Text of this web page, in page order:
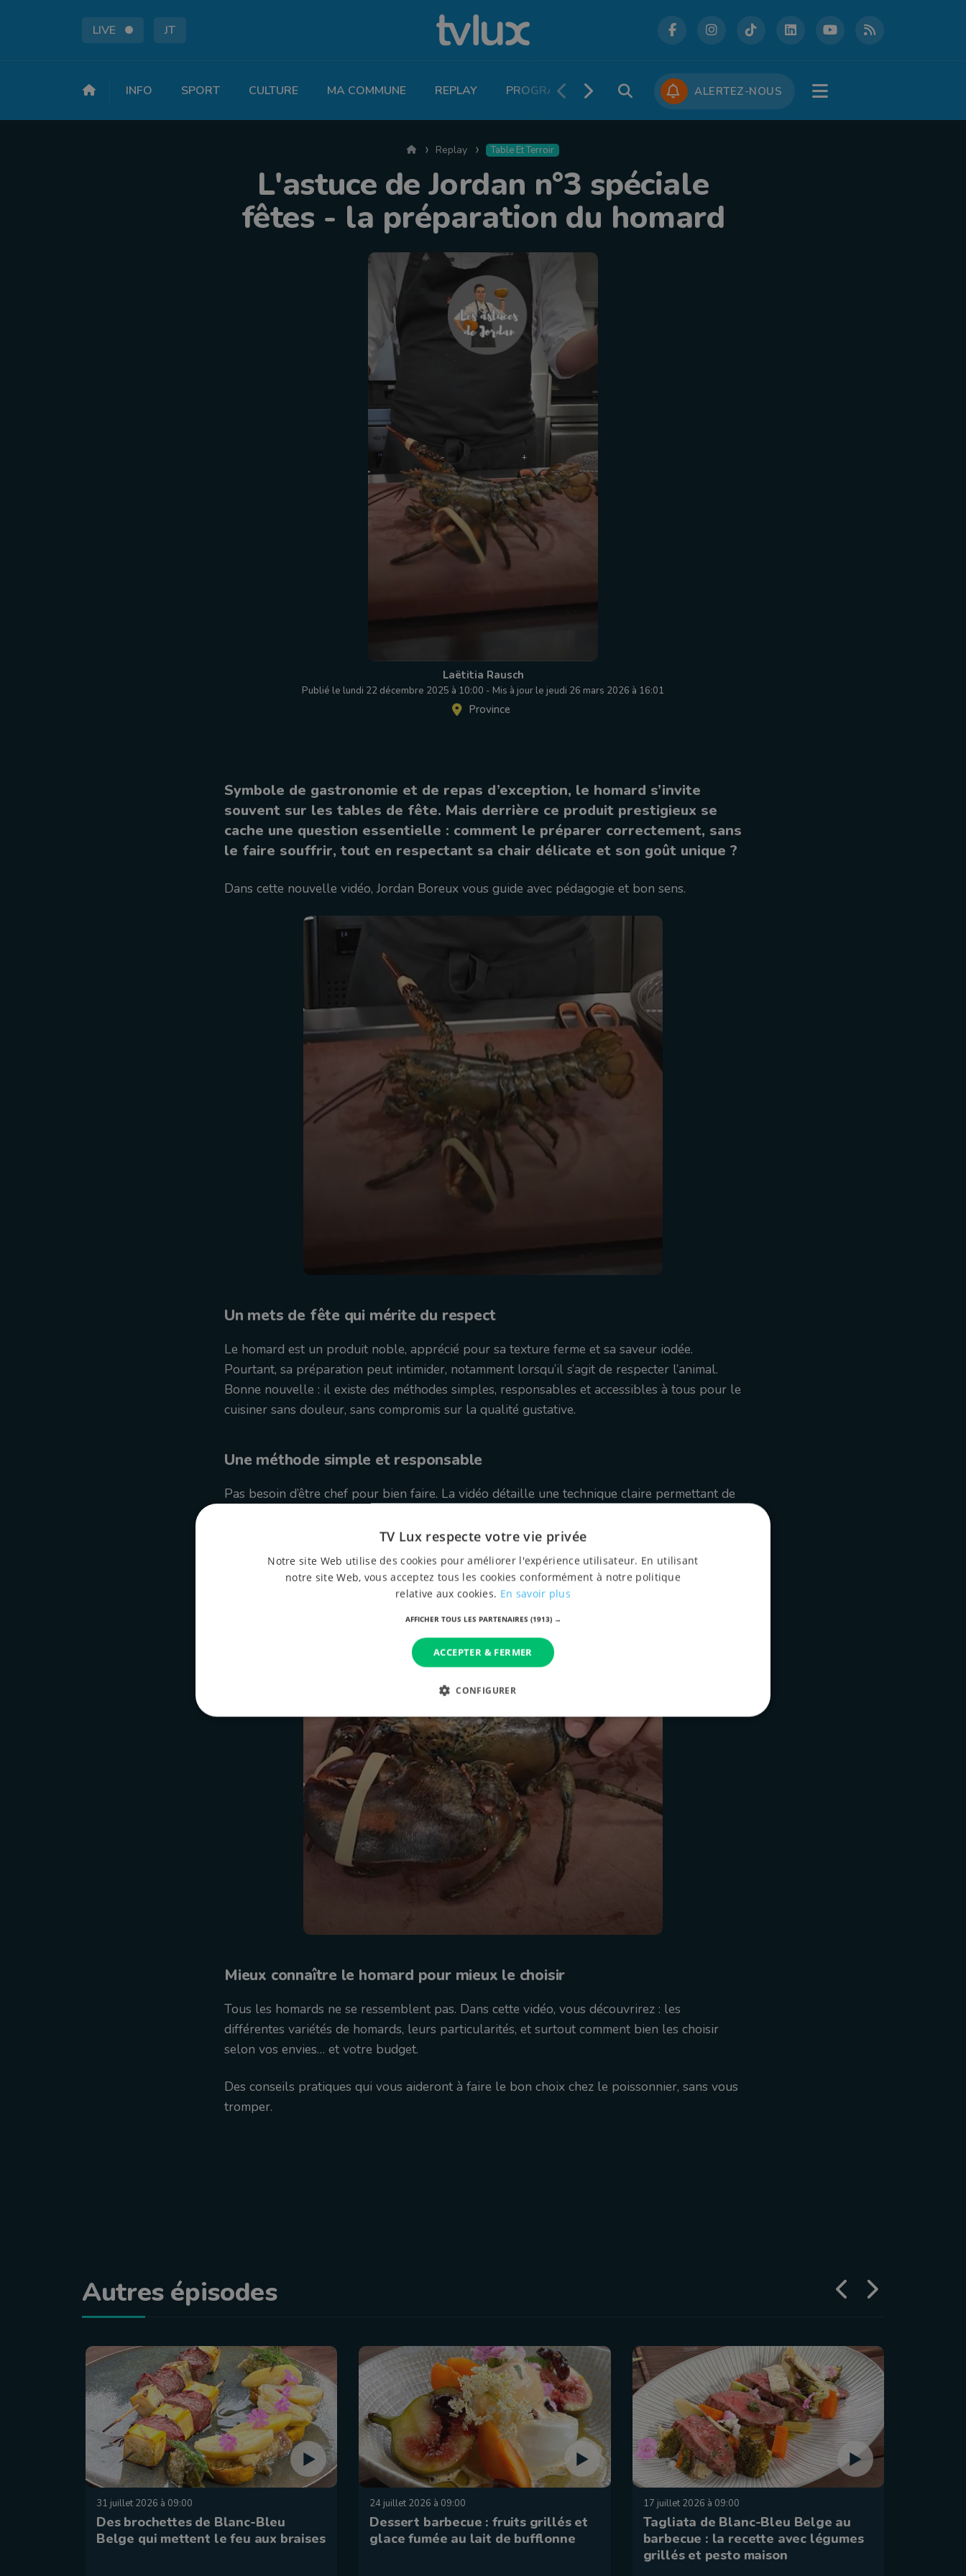
LIVE JT
INFO SPORT CULTURE MA COMMUNE REPLAY PROGRAMME TV PODCASTS CONCOURS JOBS
ALERTEZ-NOUS
AccueilReplay Table Et Terroir
L'astuce de Jordan n°3 spéciale
fêtes - la préparation du homard
Laëtitia Rausch
Publié le lundi 22 décembre 2025 à 10:00 - Mis à jour le jeudi 26 mars 2026 à 16:01
Province
Symbole de gastronomie et de repas d’exception, le homard s’invite
souvent sur les tables de fête. Mais derrière ce produit prestigieux se
cache une question essentielle : comment le préparer correctement, sans
le faire souffrir, tout en respectant sa chair délicate et son goût unique ?
Dans cette nouvelle vidéo, Jordan Boreux vous guide avec pédagogie et bon sens.
Un mets de fête qui mérite du respect
Le homard est un produit noble, apprécié pour sa texture ferme et sa saveur iodée.
Pourtant, sa préparation peut intimider, notamment lorsqu’il s’agit de respecter l’animal.
Bonne nouvelle : il existe des méthodes simples, responsables et accessibles à tous pour le
cuisiner sans douleur, sans compromis sur la qualité gustative.
Une méthode simple et responsable
Pas besoin d’être chef pour bien faire. La vidéo détaille une technique claire permettant de
démarche respectueuse, qui s’inscrit dans une cuisine moderne, consciente et maîtrisée.
Mieux connaître le homard pour mieux le choisir
Tous les homards ne se ressemblent pas. Dans cette vidéo, vous découvrirez : les
différentes variétés de homards, leurs particularités, et surtout comment bien les choisir
selon vos envies… et votre budget.
Des conseils pratiques qui vous aideront à faire le bon choix chez le poissonnier, sans vous
tromper.
Autres épisodes
31 juillet 2026 à 09:00
Des brochettes de Blanc-Bleu
Belge qui mettent le feu aux braises
24 juillet 2026 à 09:00
Dessert barbecue : fruits grillés et
glace fumée au lait de bufflonne
17 juillet 2026 à 09:00
Tagliata de Blanc-Bleu Belge au
barbecue : la recette avec légumes
grillés et pesto maison
TV Lux respecte votre vie privée
Notre site Web utilise des cookies pour améliorer l'expérience utilisateur. En utilisant
notre site Web, vous acceptez tous les cookies conformément à notre politique
relative aux cookies. En savoir plus
AFFICHER TOUS LES PARTENAIRES (1913) →
ACCEPTER & FERMER
CONFIGURER